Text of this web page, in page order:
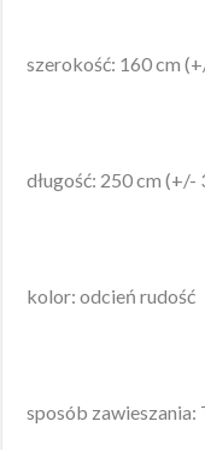
szerokość: 160 cm
długość: 250 cm (+/-
kolor: odcień rudość
sposób zawieszania: